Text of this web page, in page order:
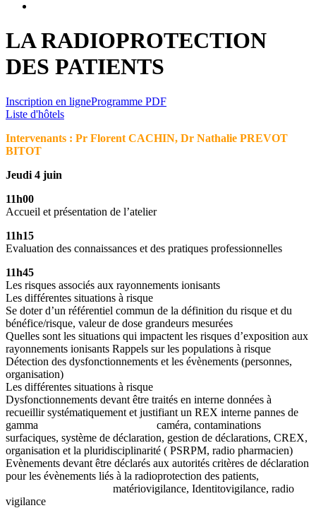
LA RADIOPROTECTION
DES PATIENTS
Inscription en ligneProgramme PDF
Liste d'hôtels
Intervenants : Pr Florent CACHIN, Dr Nathalie PREVOT
BITOT
Jeudi 4 juin
11h00
Accueil et présentation de l’atelier
11h15
Evaluation des connaissances et des pratiques professionnelles
11h45
Les risques associés aux rayonnements ionisants
Les différentes situations à risque
Se doter d’un référentiel commun de la définition du risque et du
bénéfice/risque, valeur de dose grandeurs mesurées
Quelles sont les situations qui impactent les risques d’exposition aux
rayonnements ionisants Rappels sur les populations à risque
Détection des dysfonctionnements et les évènements (personnes,
organisation)
Les différentes situations à risque
Dysfonctionnements devant être traités en interne données à
recueillir systématiquement et justifiant un REX interne pannes de
gamma caméra, contaminations
surfaciques, système de déclaration, gestion de déclarations, CREX,
organisation et la pluridisciplinarité ( PSRPM, radio pharmacien)
Evènements devant être déclarés aux autorités critères de déclaration
pour les évènements liés à la radioprotection des patients,
matériovigilance, Identitovigilance, radio
vigilance